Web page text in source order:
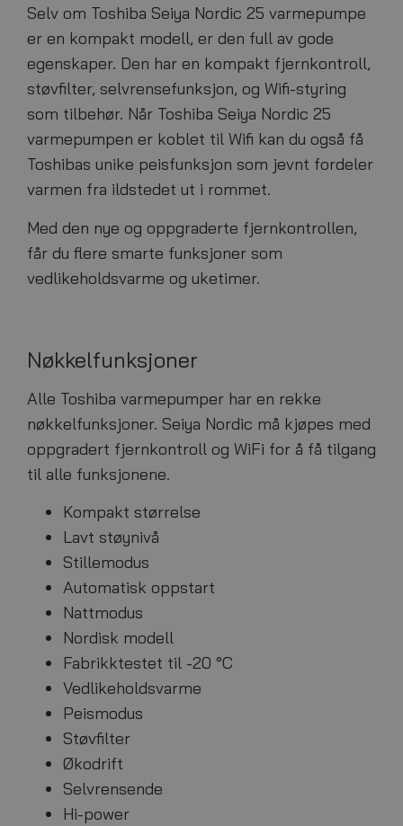
Selv om Toshiba Seiya Nordic 25 varmepumpe
er en kompakt modell, er den full av gode
egenskaper. Den har en kompakt fjernkontroll,
støvfilter, selvrensefunksjon, og Wifi-styring
som tilbehør. Når Toshiba Seiya Nordic 25
varmepumpen er koblet til Wifi kan du også få
Toshibas unike peisfunksjon som jevnt fordeler
varmen fra ildstedet ut i rommet.
Med den nye og oppgraderte fjernkontrollen,
får du flere smarte funksjoner som
vedlikeholdsvarme og uketimer.
Nøkkelfunksjoner
Alle Toshiba varmepumper har en rekke
nøkkelfunksjoner. Seiya Nordic må kjøpes med
oppgradert fjernkontroll og WiFi for å få tilgang
til alle funksjonene.
Kompakt størrelse
Lavt støynivå
Stillemodus
Automatisk oppstart
Nattmodus
Nordisk modell
Fabrikktestet til -20 °C
Vedlikeholdsvarme
Peismodus
Støvfilter
Økodrift
Selvrensende
Hi-power